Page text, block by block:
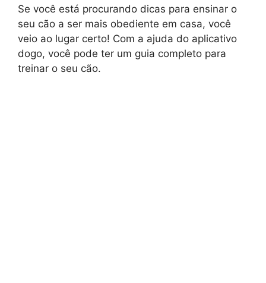
Se você está procurando dicas para ensinar o
seu cão a ser mais obediente em casa, você
veio ao lugar certo! Com a ajuda do aplicativo
dogo, você pode ter um guia completo para
treinar o seu cão.